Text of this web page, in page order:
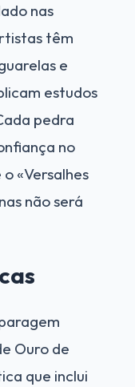
nas
têm
e
estudos
pedra
no
«Versalhes
não será
Ouro de
que inclui